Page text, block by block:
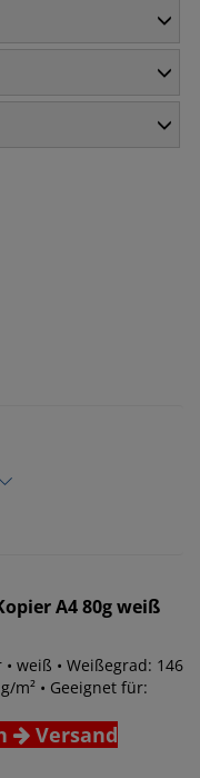
A4 80g weiß
weiß • Weißegrad: 146
m² • Geeignet für:
Versand